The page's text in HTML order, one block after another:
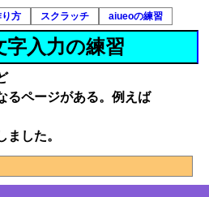
り方 スクラッチ aiueoの練習
入力の練習
るページがある。例えば
した。